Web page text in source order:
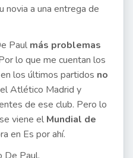
novia a una entrega de
Paul más problemas
lo que me cuentan los
los últimos partidos no
Atlético Madrid y
de ese club. Pero lo
viene el Mundial de
en Es por ahí.